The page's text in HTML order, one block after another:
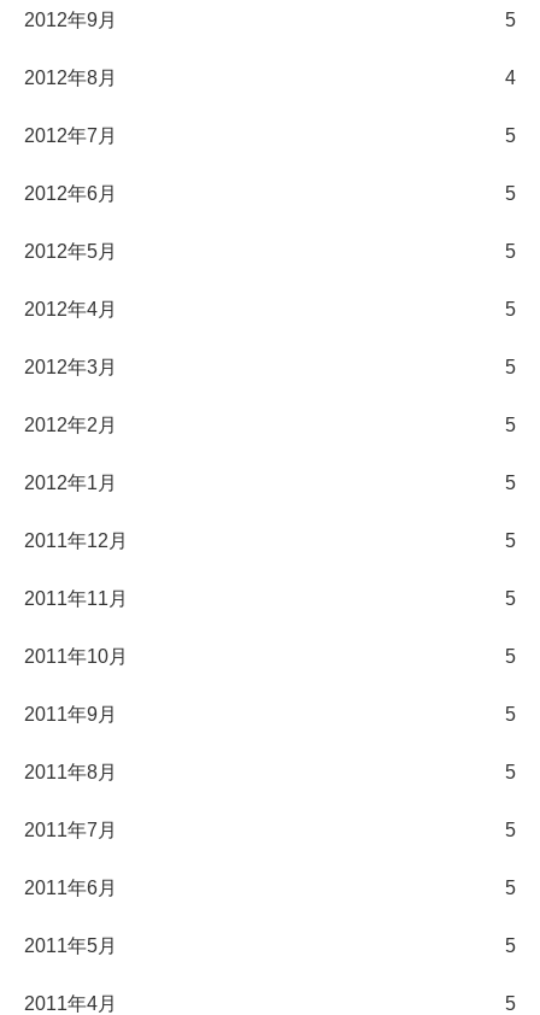
2012年9月 5
2012年8月 4
2012年7月 5
2012年6月 5
2012年5月 5
2012年4月 5
2012年3月 5
2012年2月 5
2012年1月 5
2011年12月 5
2011年11月 5
2011年10月 5
2011年9月 5
2011年8月 5
2011年7月 5
2011年6月 5
2011年5月 5
2011年4月 5